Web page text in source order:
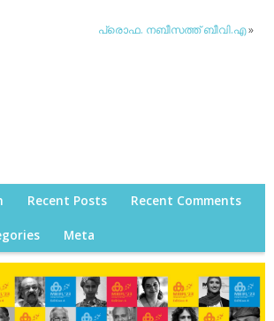
പ്രൊഫ. നബീസത്ത് ബീവി.എ»
Recent Posts Recent Comments
Meta